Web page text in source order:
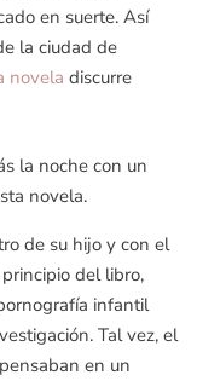
en suerte. Así
la ciudad de
novela discurre
la noche con un
novela.
de su hijo y con el
del libro,
infantil
Tal vez, el
en un